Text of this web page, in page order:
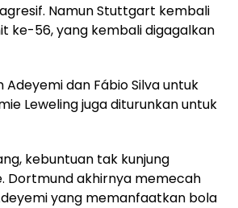
Namun Stuttgart kembali
ke-56, yang kembali digagalkan
dan Fábio Silva untuk
Leweling juga diturunkan untuk
kebuntuan tak kunjung
Dortmund akhirnya memecah
yang memanfaatkan bola